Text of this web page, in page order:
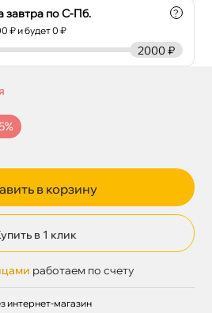
завтра по С-Пб.
₽ и будет 0 ₽
?
2000 ₽
в корзину
в 1 клик
работаем по счету
интернет-магазин